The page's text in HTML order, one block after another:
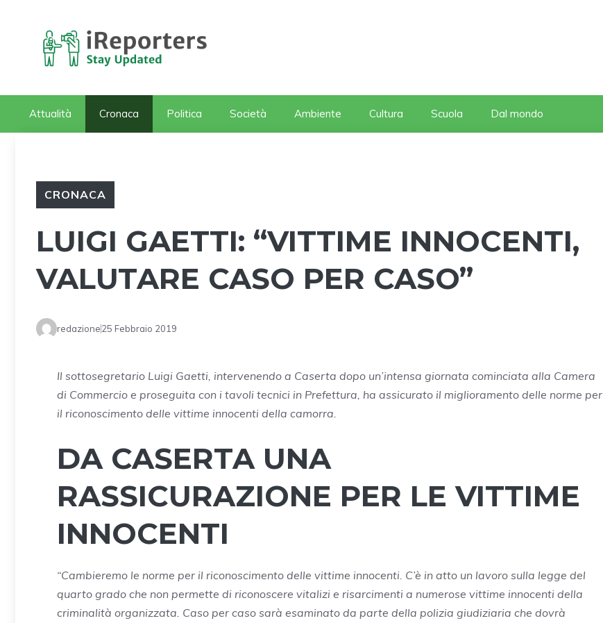
contenuto
Attualità Cronaca Politica Società Ambiente Cultura Scuola Dal mondo
CRONACA
LUIGI GAETTI: “VITTIME INNOCENTI,
VALUTARE CASO PER CASO”
redazione25 Febbraio 2019
Il sottosegretario Luigi Gaetti, intervenendo a Caserta dopo un’intensa giornata cominciata alla Camera
di Commercio e proseguita con i tavoli tecnici in Prefettura, ha assicurato il miglioramento delle norme per
il riconoscimento delle vittime innocenti della camorra.
DA CASERTA UNA
RASSICURAZIONE PER LE VITTIME
INNOCENTI
“Cambieremo le norme per il riconoscimento delle vittime innocenti. C’è in atto un lavoro sulla legge del
quarto grado che non permette di riconoscere vitalizi e risarcimenti a numerose vittime innocenti della
criminalità organizzata. Caso per caso sarà esaminato da parte della polizia giudiziaria che dovrà